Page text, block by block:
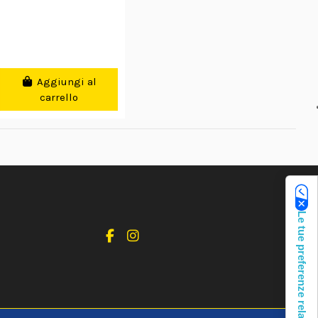
Aggiungi al
carrello